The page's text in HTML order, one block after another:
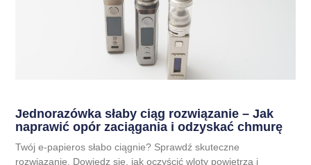
Jednorazówka słaby ciąg rozwiązanie – Jak
naprawić opór zaciągania i odzyskać chmurę
Twój e-papieros słabo ciągnie? Sprawdź skuteczne
rozwiązanie. Dowiedz się, jak oczyścić wloty powietrza i